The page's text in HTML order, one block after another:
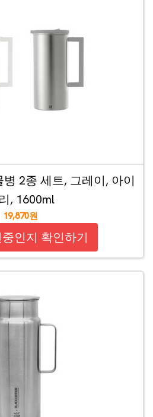
2종 세트, 그레이, 아이
, 1600ml
19,870원
인지 확인하기